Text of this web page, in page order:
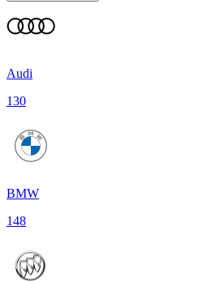
Audi
130
BMW
148